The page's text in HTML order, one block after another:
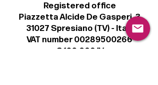
Registered office
Piazzetta Alcide De Gasperi, 3
31027 Spresiano (TV) - Italy
VAT number 00289500266
€ 100.000 IV